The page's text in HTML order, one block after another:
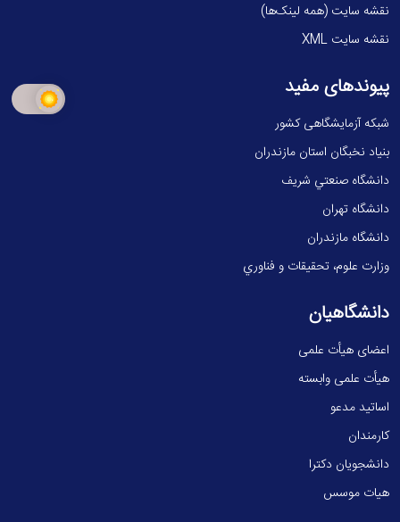
نقشه سایت (همه لینک‌ها)
نقشه سایت XML
پیوندهای مفید
شبکه آزمایشگاهی کشور
بنیاد نخبگان استان مازندران
دانشگاه صنعتي شريف
دانشگاه تهران
دانشگاه مازندران
وزارت علوم، تحقيقات و فناوري
دانشگاهیان
اعضای هیأت علمی
هیأت علمی وابسته
اساتید مدعو
کارمندان
دانشجویان دکترا
هیات موسس